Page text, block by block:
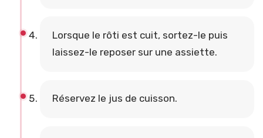
Lorsque le rôti est cuit, sortez-le puis
laissez-le reposer sur une assiette.
Réservez le jus de cuisson.